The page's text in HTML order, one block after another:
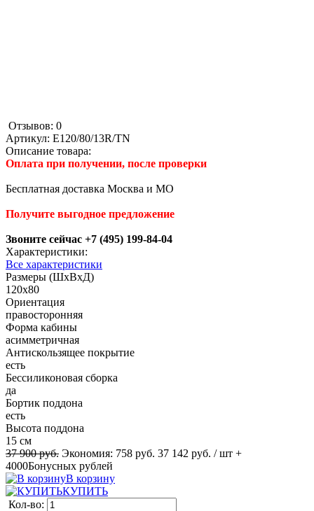
Отзывов: 0
Артикул: E120/80/13R/TN
Описание товара:
Оплата при получении, после проверки
Бесплатная доставка Москва и МО
Получите выгодное предложение
Звоните сейчас +7 (495) 199-84-04
Характеристики:
Все характеристики
Размеры (ШхВхД)
120x80
Ориентация
правосторонняя
Форма кабины
асимметричная
Антискользящее покрытие
есть
Беcсиликоновая сборка
да
Бортик поддона
есть
Высота поддона
15 см
37 900 руб. Экономия: 758 руб. 37 142 руб. / шт +
4000Бонусных рублей
В корзину
КУПИТЬ
Кол-во: